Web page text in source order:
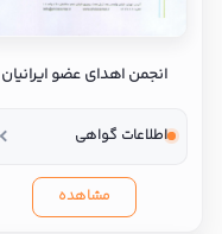
انجمن اهدای عضو ایرانیان
اطلاعات گواهی
مشاهده